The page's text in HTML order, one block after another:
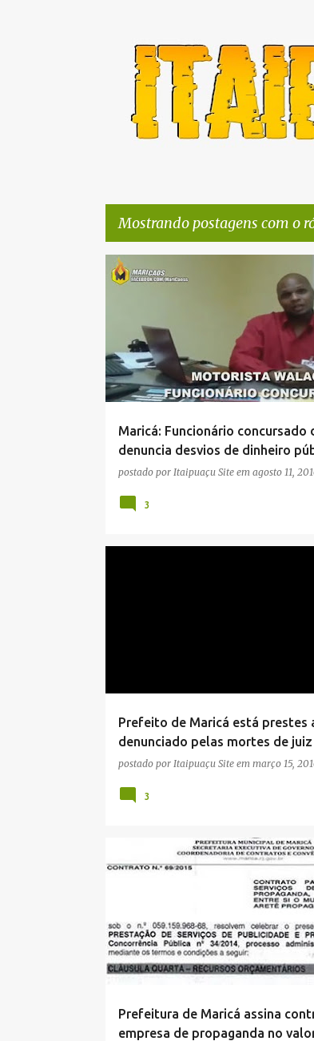
Mostrando postagens com o
P
t
a
g
Maricá: Funcionário concursado
denuncia desvios de dinheiro
vídeo
postado por Itaipuaçu Site em agosto 11,
DENÚNCIA EPT IMPROBIDADE
3
Prefeito de Maricá está prestes
denunciado pelas mortes de
postado por Itaipuaçu Site em março 15,
3
Prefeitura de Maricá assina
empresa de propaganda no
CORRUPÇÃO ELEIÇÕES 2016